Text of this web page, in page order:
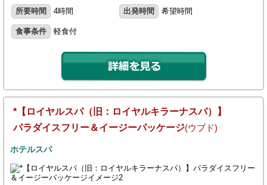
所要時間
4時間 出発時間 希望時間
食事条件 軽食付
*【ロイヤルスパ（旧：ロイヤルキラーナスパ）】
パラダイスフリー＆イージーパッケージ(ウブド)
ホテルスパ